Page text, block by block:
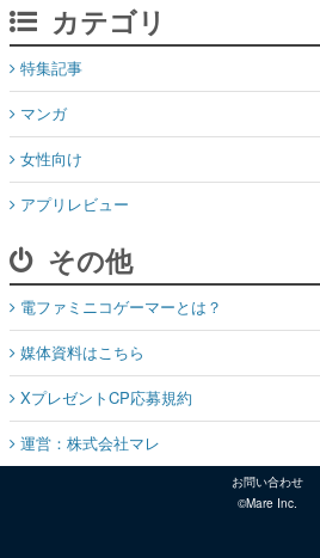
カテゴリ
特集記事
マンガ
女性向け
アプリレビュー
その他
電ファミニコゲーマーとは？
媒体資料はこちら
XプレゼントCP応募規約
運営：株式会社マレ
お問い合わせ
©Mare Inc.